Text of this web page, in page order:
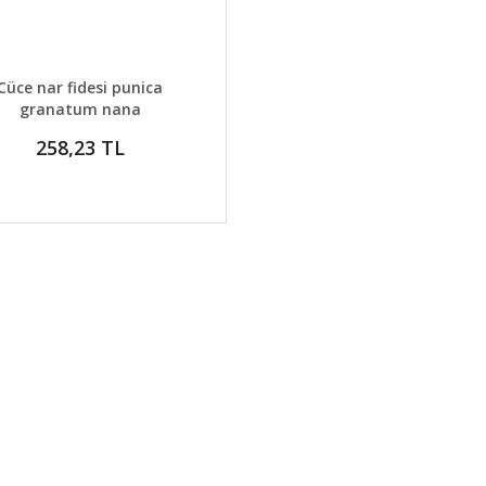
GELİNCE HABER VER
nar fidesi punica
granatum nana
258,23 TL